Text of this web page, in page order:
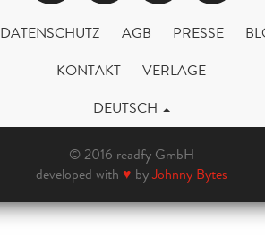
DATENSCHUTZ AGB PRESSE
KONTAKT
VERLAGE
DEUTSCH
© 2016 readfy GmbH
developed with ♥ byJohnny Bytes